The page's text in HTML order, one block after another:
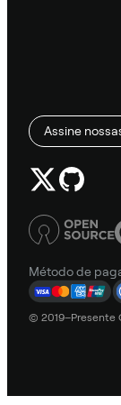
Assine
Método de
© 2019–Presente